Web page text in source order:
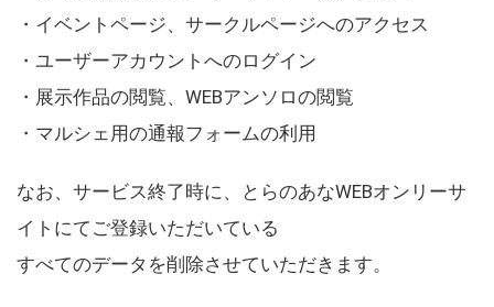
・イベントページ、サークルページへのアクセス
・ユーザーアカウントへのログイン
・展示作品の閲覧、WEBアンソロの閲覧
・マルシェ用の通報フォームの利用
なお、サービス終了時に、とらのあなWEBオンリーサ
イトにてご登録いただいている
すべてのデータを削除させていただきます。